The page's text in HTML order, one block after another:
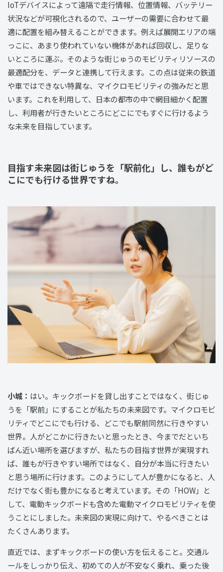
IoTデバイスによって遠隔で走行情報、位置情報、バッテリー
状況などが可視化されるので、ユーザーの需要に合わせて最
適に配置を組み替えることができます。例えば展開エリアの端
っこに、あまり使われていない機体があれば回収し、足りな
いところに運ぶ。そのような街じゅうのモビリティリソースの
最適配分を、データと連携して行えます。この点は従来の鉄道
や車ではできない特異な、マイクロモビリティの強みだと思
います。これを利用して、日本の都市の中で網目細かく配置
し、利用者が行きたいところにどこにでもすぐに行けるよう
な未来を目指しています。
目指す未来図は街じゅうを「駅前化」し、誰もがど
こにでも行ける世界ですね。
小城： はい。キックボードを貸し出すことではなく、街じゅ
うを「駅前」にすることが私たちの未来図です。マイクロモビ
リティでどこにでも行ける、どこでも駅前同然に行きやすい
世界。人がどこかに行きたいと思ったとき、今までだといち
ばん近い場所を選びますが、私たちの目指す世界が実現すれ
ば、誰もが行きやすい場所ではなく、自分が本当に行きたい
と思う場所に行けます。このようにして人が豊かになると、人
だけでなく街も豊かになると考えています。その「HOW」と
して、電動キックボードも含めた電動マイクロモビリティを使
うことにしました。未来図の実現に向けて、やるべきことは
たくさんあります。
直近では、まずキックボードの使い方を伝えること。交通ル
ールをしっかり伝え、初めての人が不安なく乗れ、乗った後